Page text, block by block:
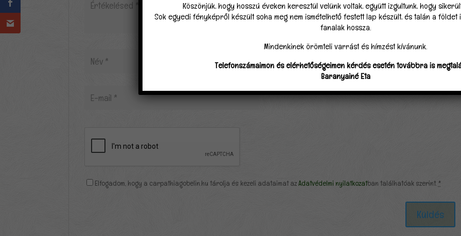
Elfogadom, hogy a carpathiagobelin.hu tárolja és kezeli adataimat azAdatvédelmi nyilatkozatban találhatóak szerint. *
Köszönjük, hogy hosszú éveken keresztül velünk voltak, együtt izgultunk, hogy
Sok egyedi fényképről készült soha meg nem ismételhető festett lap készült, és talán a
fanalak hossza.
Mindenkinek örömteli varrást és hímzést kívánunk.
Telefonszámaimon és elérhetőségeimen kérdés esetén továbbra is
Baranyainé Eta